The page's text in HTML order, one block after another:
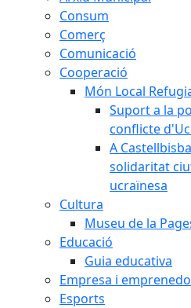
Consum
Comerç
Comunicació
Cooperació
Món Local
Suport a la
conflicte
A
solidaritat
ucraïnesa
Cultura
Museu de la
Educació
Guia educativa
Empresa i
Esports